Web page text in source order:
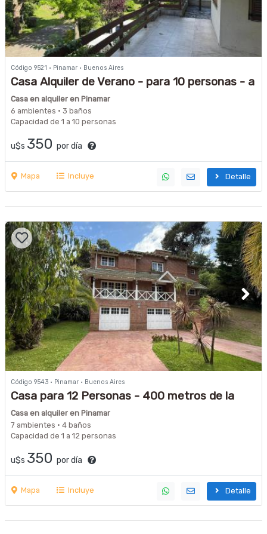
Código 9521 · Pinamar · Buenos Aires
Casa Alquiler de Verano - para 10 personas - a
200 metros de la playa y 400 metros de
Buenge
Casa en alquiler en Pinamar
6 ambientes · 3 baños
Capacidad de 1 a 10 personas
u$s 350 por día
Mapa Incluye Detalle
Código 9543 · Pinamar · Buenos Aires
Casa para 12 Personas - 400 metros de la
playa -
Casa en alquiler en Pinamar
7 ambientes · 4 baños
Capacidad de 1 a 12 personas
u$s 350 por día
Mapa Incluye Detalle